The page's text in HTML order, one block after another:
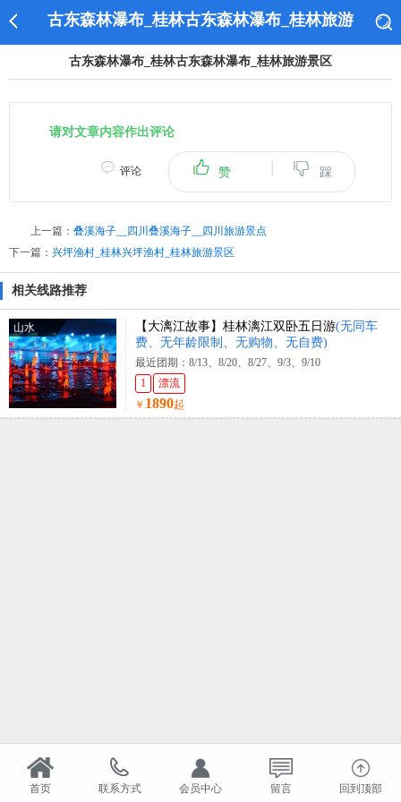
古东森林瀑布_桂林古东森林瀑布_桂林旅游景区
古东森林瀑布_桂林古东森林瀑布_桂林旅游景区
请对文章内容作出评论
赞 踩
评论
上一篇： 叠溪海子__四川叠溪海子__四川旅游景点
下一篇： 兴坪渔村_桂林兴坪渔村_桂林旅游景区
相关线路推荐
山水 【大漓江故事】桂林漓江双卧五日游(无同车
费、无年龄限制、无购物、无自费)
最近团期：8/13、8/20、8/27、9/3、9/10
1
漂流
￥ 1890起
首页 联系方式 会员中心 留言 回到顶部